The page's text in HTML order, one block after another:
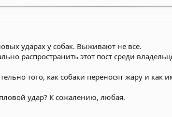
ударах у собак. Выживают не все.
распространить этот пост среди
того, как собаки переносят жару и
удар? К сожалению, любая.